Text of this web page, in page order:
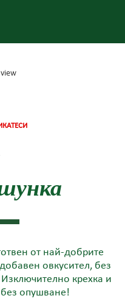
от най-добрите
овкусител, без
крехка и
без опушване!